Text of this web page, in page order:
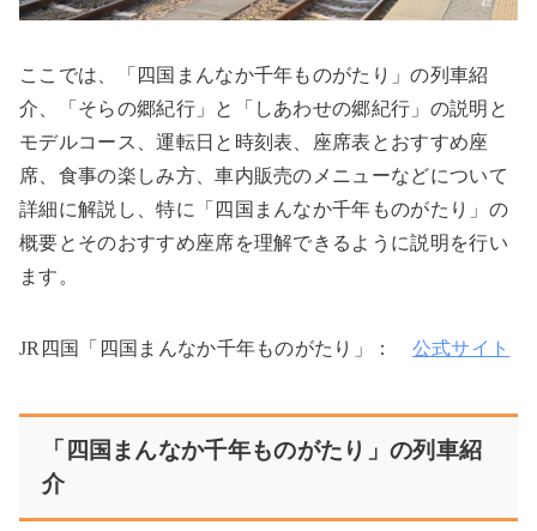
ここでは、「四国まんなか千年ものがたり」の列車紹
介、「そらの郷紀行」と「しあわせの郷紀行」の説明と
モデルコース、運転日と時刻表、座席表とおすすめ座
席、食事の楽しみ方、車内販売のメニューなどについて
詳細に解説し、特に「四国まんなか千年ものがたり」の
概要とそのおすすめ座席を理解できるように説明を行い
ます。
JR 四国「四国まんなか千年ものがたり」： 公式サイト
「四国まんなか千年ものがたり」の列車紹
介